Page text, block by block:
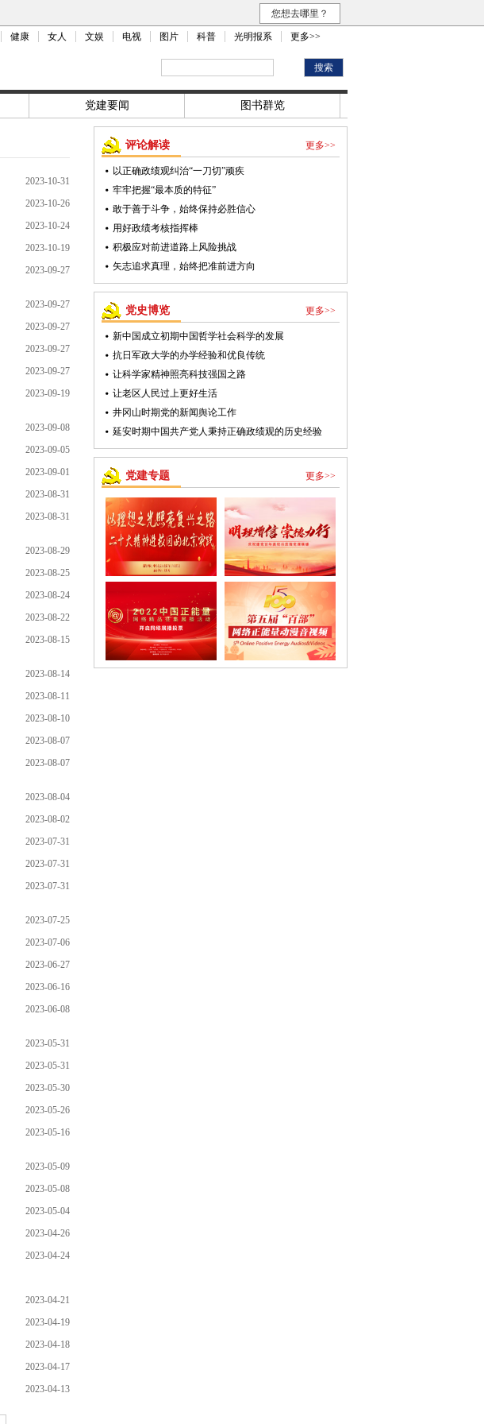
您想去哪里？
健康 女人 文娱 电视 图片 科普 光明报系 更多>>
党建要闻 图书群览
2023-10-31
2023-10-26
2023-10-24
2023-10-19
2023-09-27
2023-09-27
2023-09-27
2023-09-27
2023-09-27
2023-09-19
2023-09-08
2023-09-05
2023-09-01
2023-08-31
2023-08-31
2023-08-29
2023-08-25
2023-08-24
2023-08-22
2023-08-15
2023-08-14
2023-08-11
2023-08-10
2023-08-07
2023-08-07
2023-08-04
2023-08-02
2023-07-31
2023-07-31
2023-07-31
2023-07-25
2023-07-06
2023-06-27
2023-06-16
2023-06-08
2023-05-31
2023-05-31
2023-05-30
2023-05-26
2023-05-16
2023-05-09
2023-05-08
2023-05-04
2023-04-26
2023-04-24
2023-04-21
2023-04-19
2023-04-18
2023-04-17
2023-04-13
评论解读 更多>>
以正确政绩观纠治“一刀切”顽疾
牢牢把握“最本质的特征”
敢于善于斗争，始终保持必胜信心
用好政绩考核指挥棒
积极应对前进道路上风险挑战
矢志追求真理，始终把准前进方向
党史博览 更多>>
新中国成立初期中国哲学社会科学的发展
抗日军政大学的办学经验和优良传统
让科学家精神照亮科技强国之路
让老区人民过上更好生活
井冈山时期党的新闻舆论工作
延安时期中国共产党人秉持正确政绩观的历史经验
党建专题 更多>>